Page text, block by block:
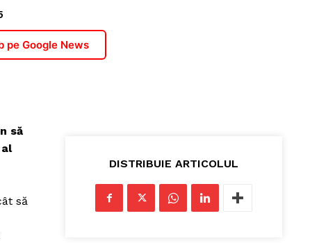
pe Google News
să
să
DISTRIBUIE ARTICOLUL